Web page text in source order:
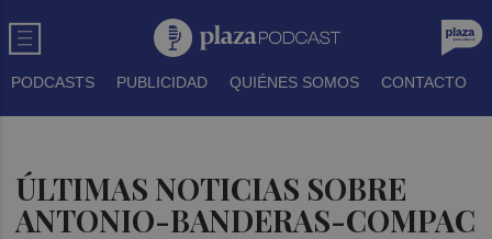
PODCASTS PUBLICIDAD QUIÉNES SOMOS CONTACTO
ÚLTIMAS NOTICIAS SOBRE
ANTONIO-BANDERAS-COMPAC